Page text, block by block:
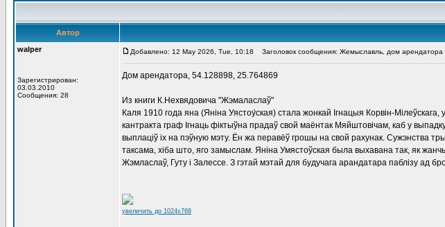
Автор
walper
Зарегистрирован:
03.03.2010
Сообщения: 28
Добавлено: 12 May 2026, Tue, 10:18 Заголовок сообщения: Жемыславль, дом арендатора
Дом арендатора, 54.128898, 25.764869
Из книги К.Нехвядовича "Жэмаласлаў"
Каля 1910 года яна (Янiна Уястоу́ская) стала жонкай Ігнацыя Корвін-
кантракта граф Ігнаць фіктыўна прадаў свой маёнтак Мяйштовічам, каб у
выплаціў іх на пэўную мэту. Ён жа перавёў грошы на свой рахунак. Сужэнства
таксама, хіба што, яго замыслам. Яніна Умястоўская была выхавана так, як
Жэмласлаў, Гуту і Залессе. З гэтай мэтай для будучага арандатара паблізу ад
увеличить до 1024x768